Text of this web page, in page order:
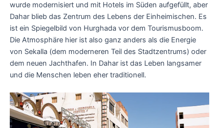
wurde modernisiert und mit Hotels im Süden aufgefüllt, aber
Dahar blieb das Zentrum des Lebens der Einheimischen. Es
ist ein Spiegelbild von Hurghada vor dem Tourismusboom.
Die Atmosphäre hier ist also ganz anders als die Energie
von Sekalla (dem moderneren Teil des Stadtzentrums) oder
dem neuen Jachthafen. In Dahar ist das Leben langsamer
und die Menschen leben eher traditionell.